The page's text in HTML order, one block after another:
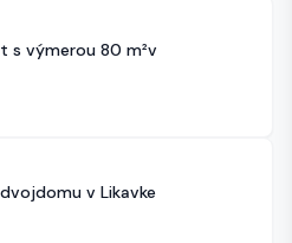
s výmerou 80 m²v
v Likavke